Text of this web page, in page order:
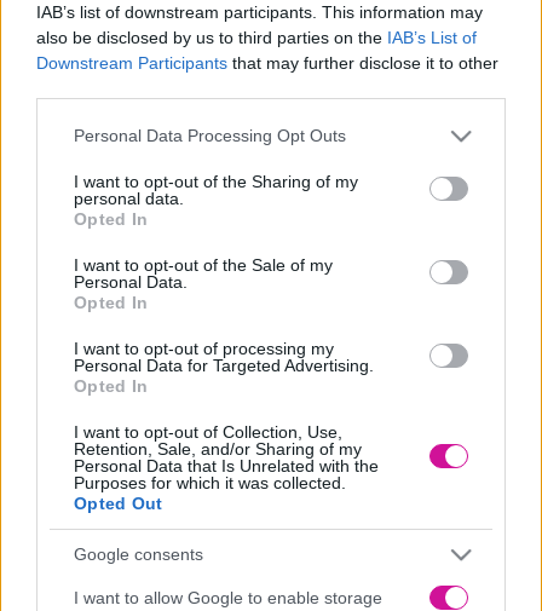
IAB’s list of downstream participants. This information may
also be disclosed by us to third parties on the IAB’s List of
Downstream Participants that may further disclose it to other
Please note that this website/app uses one or more Google
not limited to your visit or usage behaviour. You may click to
grant or deny consent to Google and its third-party tags to
use your data for below specified purposes in below Google
consent section.
Personal Data Processing Opt Outs
I want to opt-out of the Sharing of my
personal data.
Opted In
I want to opt-out of the Sale of my
Personal Data.
Opted In
I want to opt-out of processing my
Personal Data for Targeted Advertising.
Opted In
I want to opt-out of Collection, Use,
Retention, Sale, and/or Sharing of my
Personal Data that Is Unrelated with the
Purposes for which it was collected.
Opted Out
Google consents
I want to allow Google to enable storage
Είναι ένα γεγονός που έχει δοκιμαστεί και αποδειχθεί από
διασημότητες όπως η Joan Crawford , αισθητικούς και ειδικούς στο
δέρμα, όπως ο Ole Henrikson.
αναβαθμίσετε τη περιποίηση του προσώπου σας σε θεραπεία που
Διαβάστε παρακάτω για να βρείτε όλα όσα πρέπει να γνωρίζετε για
τον πάγο, τα παγάκια και το απόλυτο μασάζ στον κόσμο.
Ποια τα οφέλη του πάγου στο δέρμα;
Το γεγονός ότι ο πάγος κάνει θαύματα για τους πόνους των μυών
δεν είναι κάτι νέο. Οι αθλητές βυθίζονται σε λουτρά με πάγο από
τότε που εφευρέθηκαν οι ολυμπιάδες και οι μαραθώνιοι.
Ωστόσο, η τοποθέτηση πάγου στο πρόσωπό σας μπορεί να
φαίνεται λίγο τολμηρή. Τολμήστε το όμως σήμερα κιόλας, καθώς
έχει αποδειχθεί ότι έχει τα ίδια ευεργετικά αντιφλεγμονώδη &
ανορθωτικά αποτελέσματα.
Πολλοί διάσημοι αισθητικοί ορκίζονται σε αυτό το τελετουργικό
και το προτιμούν από άλλες πιο ακριβές θεραπείες (απλά δεν στο